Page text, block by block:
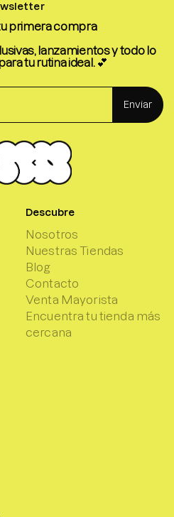
primera compra
lanzamientos y todo lo
tu rutina ideal.💕
Enviar
Descubre
Nosotros
Nuestras Tiendas
Blog
Contacto
Venta Mayorista
Encuentra tu tienda más
cercana